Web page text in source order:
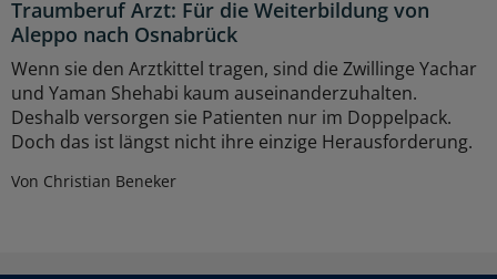
Traumberuf Arzt: Für die Weiterbildung von
Aleppo nach Osnabrück
Wenn sie den Arztkittel tragen, sind die Zwillinge Yachar
und Yaman Shehabi kaum auseinanderzuhalten.
Deshalb versorgen sie Patienten nur im Doppelpack.
Doch das ist längst nicht ihre einzige Herausforderung.
Von Christian Beneker